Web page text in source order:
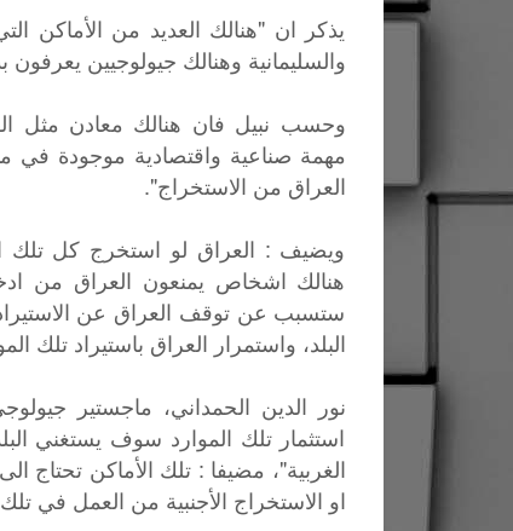
يذكر ان "هنالك العديد من الأماكن
والسليمانية وهنالك جيولوجيين
وحسب نبيل فان هنالك معادن مثل
مهمة صناعية واقتصادية موجودة في
العراق من الاستخراج".
ويضيف : العراق لو استخرج كل تلك
هنالك اشخاص يمنعون العراق من
ستسبب عن توقف العراق عن
البلد، واستمرار العراق باستيراد تلك
نور الدين الحمداني، ماجستير
استثمار تلك الموارد سوف يستغني
الغربية"، مضيفا : تلك الأماكن تحتاج
او الاستخراج الأجنبية من العمل في